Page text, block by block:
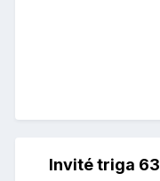
Invité triga 63